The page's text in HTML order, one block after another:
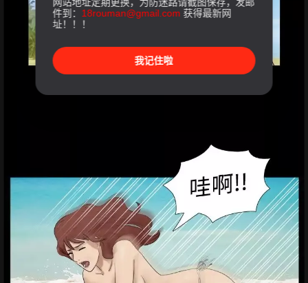
件到： 18rouman@gmail.com 获得最新网
址！！！
我记住啦